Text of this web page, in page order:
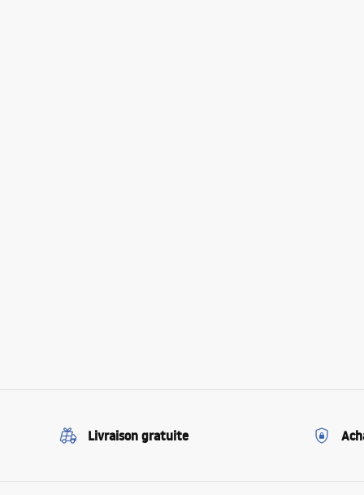
Livraison gratuite